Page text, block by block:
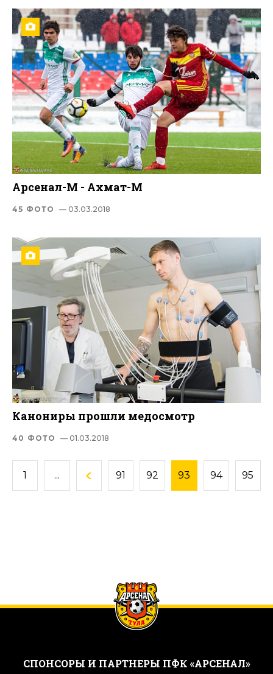
Арсенал-М - Ахмат-М
45 ФОТО — 03.03.2018
Канониры прошли медосмотр
40 ФОТО — 01.03.2018
1 ... 91 92 93 94 95
CПОНСОРЫ И ПАРТНЕРЫ ПФК «АРСЕНАЛ»